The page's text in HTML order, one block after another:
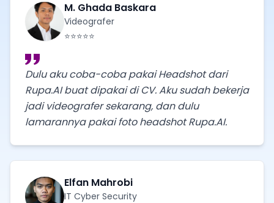
M. Ghada Baskara
Videografer
⭐⭐⭐⭐⭐
Dulu aku coba-coba pakai Headshot dari
Rupa.AI buat dipakai di CV. Aku sudah bekerja
jadi videografer sekarang, dan dulu
lamarannya pakai foto headshot Rupa.AI.
Elfan Mahrobi
IT Cyber Security